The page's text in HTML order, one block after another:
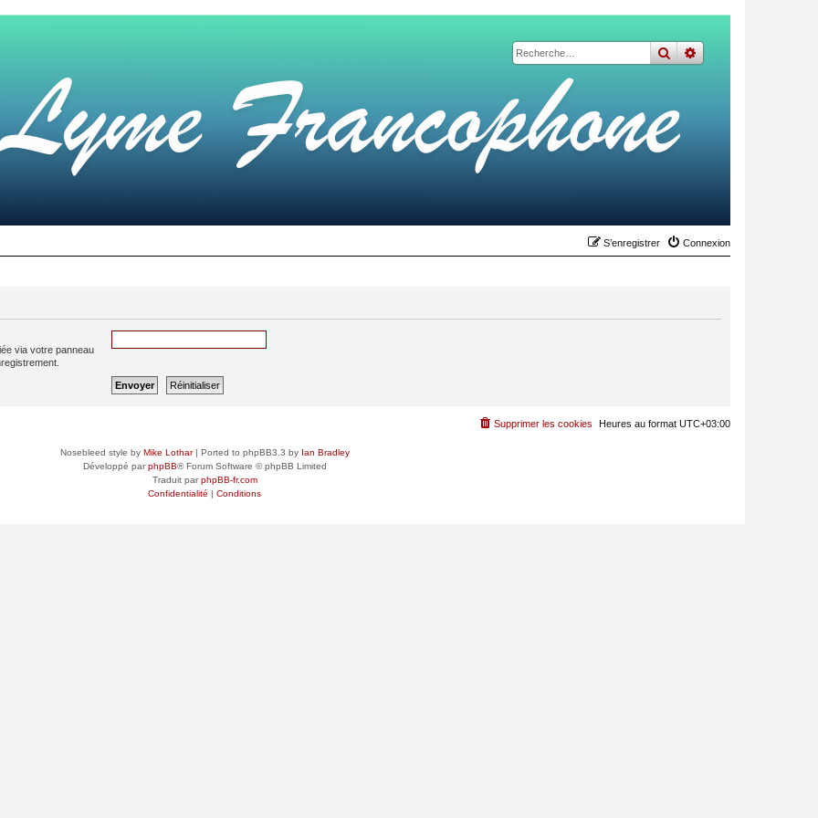
rechercher
recherche
Connexion
S’enregistrer
via votre panneau
Heures au format UTC+03:00
Supprimer les cookies
Nosebleed style by Mike Lothar| Ported to phpBB3.3 by Ian Bradley
Développé parphpBB® Forum Software © phpBB Limited
Traduit parphpBB-fr.com
Confidentialité | Conditions